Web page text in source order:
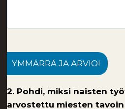
YMMÄRRÄ JA ARVIOI
2. Pohdi, miksi naisten
arvostettu miesten tavoin